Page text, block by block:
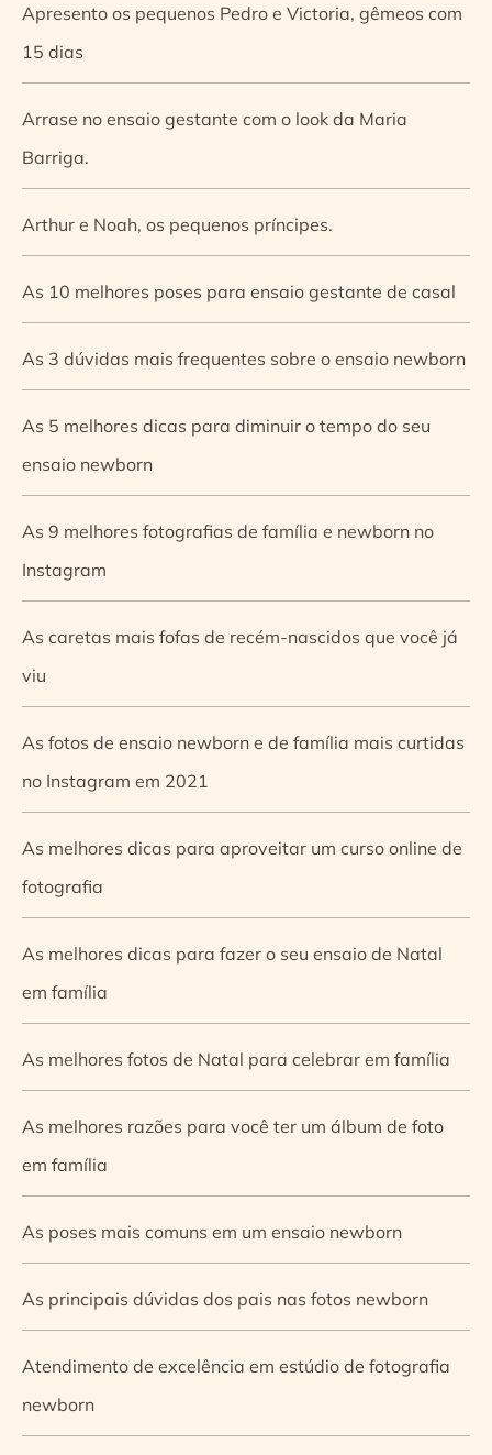
Apresento os pequenos Pedro e Victoria, gêmeos com
15 dias
Arrase no ensaio gestante com o look da Maria
Barriga.
Arthur e Noah, os pequenos príncipes.
As 10 melhores poses para ensaio gestante de casal
As 3 dúvidas mais frequentes sobre o ensaio newborn
As 5 melhores dicas para diminuir o tempo do seu
ensaio newborn
As 9 melhores fotografias de família e newborn no
Instagram
As caretas mais fofas de recém-nascidos que você já
viu
As fotos de ensaio newborn e de família mais curtidas
no Instagram em 2021
As melhores dicas para aproveitar um curso online de
fotografia
As melhores dicas para fazer o seu ensaio de Natal
em família
As melhores fotos de Natal para celebrar em família
As melhores razões para você ter um álbum de foto
em família
As poses mais comuns em um ensaio newborn
As principais dúvidas dos pais nas fotos newborn
Atendimento de excelência em estúdio de fotografia
newborn